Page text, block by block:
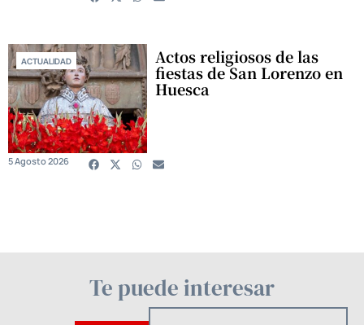
ACTUALIDAD Actos religiosos de las
fiestas de San Lorenzo en
Huesca
5 Agosto 2026
Te puede interesar